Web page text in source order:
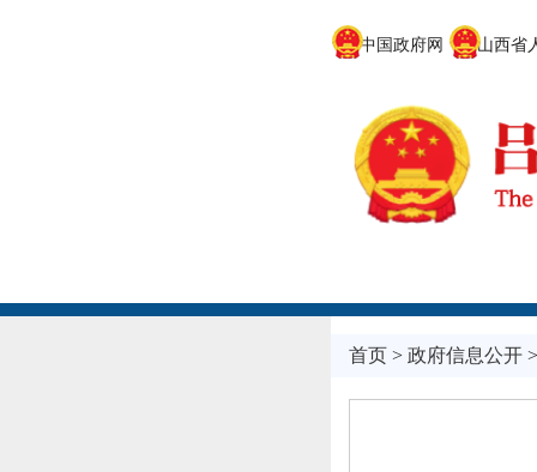
中国政府网 山西省人
首页> 政府信息公开